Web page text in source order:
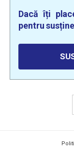
Dacă îți
pentru